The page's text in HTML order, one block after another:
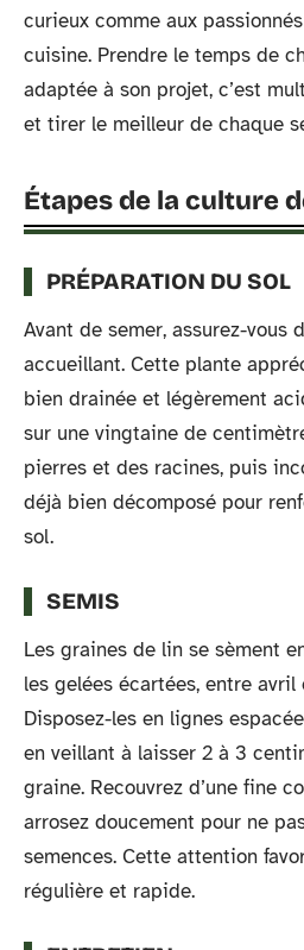
curieux comme aux
cuisine. Prendre le temps de
adaptée à son projet, c’est
et tirer le meilleur de chaque
Étapes de la culture
PRÉPARATION DU SOL
Avant de semer, assurez-vous
accueillant. Cette plante
bien drainée et légèrement
sur une vingtaine de
pierres et des racines, puis
déjà bien décomposé pour
sol.
SEMIS
Les graines de lin se sèment
les gelées écartées, entre
Disposez-les en lignes
en veillant à laisser 2 à 3
graine. Recouvrez d’une fine
arrosez doucement pour ne
semences. Cette attention
régulière et rapide.